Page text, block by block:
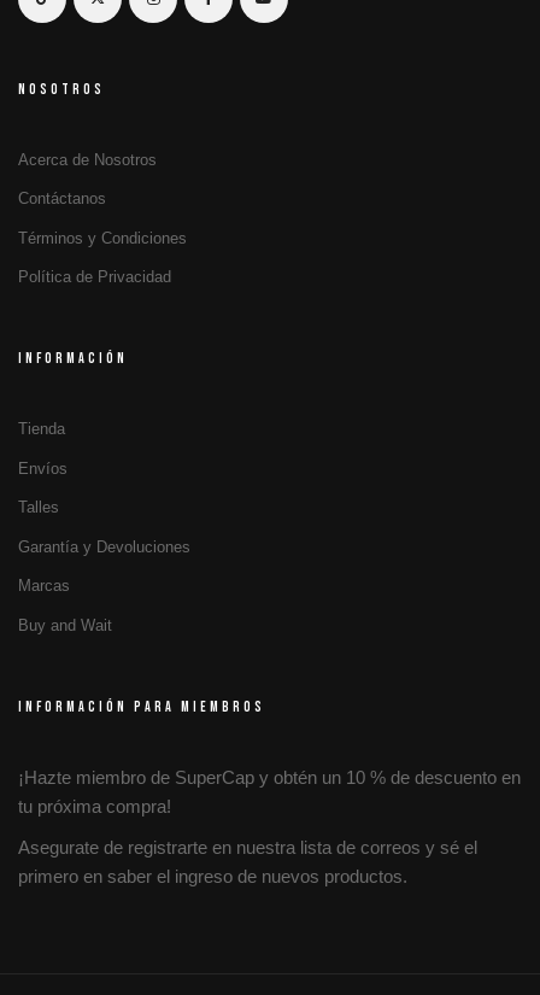
NOSOTROS
Acerca de Nosotros
Contáctanos
Términos y Condiciones
Política de Privacidad
INFORMACIÓN
Tienda
Envíos
Talles
Garantía y Devoluciones
Marcas
Buy and Wait
INFORMACIÓN PARA MIEMBROS
¡Hazte miembro de SuperCap y obtén un 10 % de descuento en
tu próxima compra!
Asegurate de registrarte en nuestra lista de correos y sé el
primero en saber el ingreso de nuevos productos.